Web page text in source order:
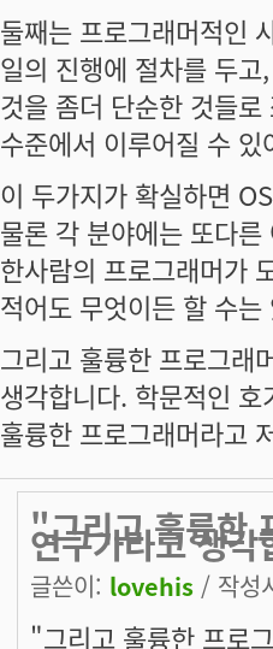
둘째는 프로그래머적인
일의 진행에 절차를 두
것을 좀더 단순한 것들
수준에서 이루어질 수
이 두가지가 확실하면
물론 각 분야에는 또다
한사람의 프로그래머가
적어도 무엇이든 할 수
그리고 훌륭한 프로그래
생각합니다. 학문적인
훌륭한 프로그래머라고
"그리고 훌륭한
연구가라고 생각
글쓴이: lovehis / 작성
"그리고 훌륭한 프로